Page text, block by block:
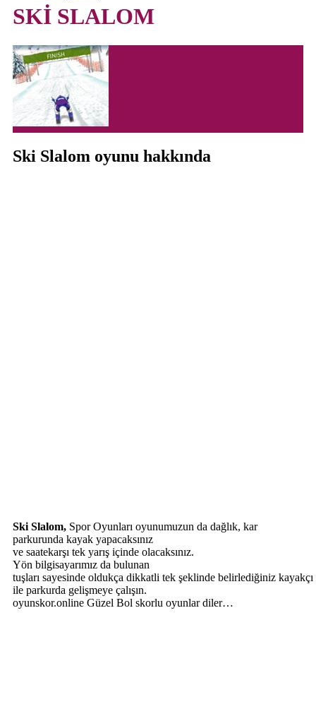
SKİ SLALOM
Ski Slalom oyunu hakkında
Ski Slalom, Spor Oyunları oyunumuzun da dağlık, kar
parkurunda kayak yapacaksınız
ve saatekarşı tek yarış içinde olacaksınız.
Yön bilgisayarımız da bulunan
tuşları sayesinde oldukça dikkatli tek şeklinde belirlediğiniz kayakçı
ile parkurda gelişmeye çalışın.
oyunskor.online Güzel Bol skorlu oyunlar diler…